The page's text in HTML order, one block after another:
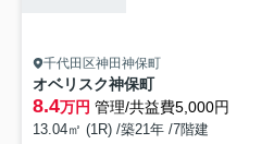
千代田区神田神保町
オベリスク神保町
8.4万円 管理/共益費5,000円
13.04㎡ (1R) /築21年 /7階建